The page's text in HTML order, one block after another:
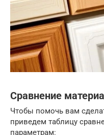
Сравнение
Чтобы помочь вам
приведем таблицу
параметрам: